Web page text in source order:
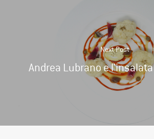
Next Post
Andrea Lubrano e